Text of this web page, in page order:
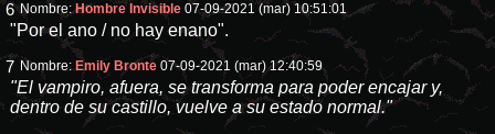
6 Nombre:Hombre Invisible 07-09-2021 (mar) 10:51:01
"Por el ano / no hay enano".
7 Nombre: Emily Bronte 07-09-2021 (mar) 12:40:59
"El vampiro, afuera, se transforma para poder encajar y,
dentro de su castillo, vuelve a su estado normal."